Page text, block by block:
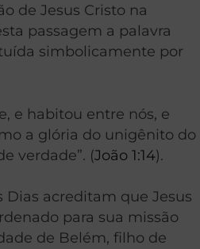
de Jesus Cristo na
passagem a palavra
simbolicamente por
e habitou entre nós, e
a glória do unigênito do
verdade”. (João 1:14).
Dias acreditam que Jesus
para sua missão
de Belém, filho de